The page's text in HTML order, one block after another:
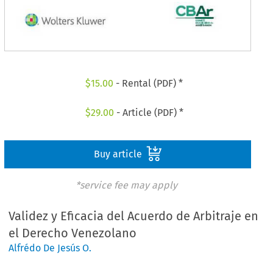
$15.00 - Rental (PDF) *
$29.00 - Article (PDF) *
Buy article
*service fee may apply
Validez y Eficacia del Acuerdo de Arbitraje en
el Derecho Venezolano
Alfrédo De Jesús O.